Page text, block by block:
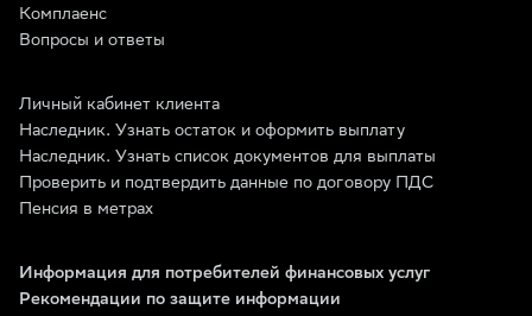
Комплаенс
Вопросы и ответы
Личный кабинет клиента
Наследник. Узнать остаток и оформить выплату
Наследник. Узнать список документов для выплаты
Проверить и подтвердить данные по договору ПДС
Пенсия в метрах
Информация для потребителей финансовых услуг
Рекомендации по защите информации